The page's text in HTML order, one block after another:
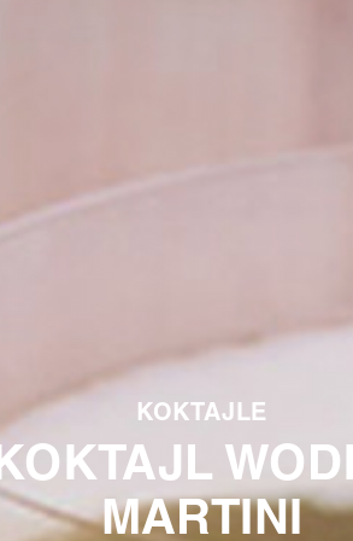
KOKTAJLE
KOKTAJL
MARTINI